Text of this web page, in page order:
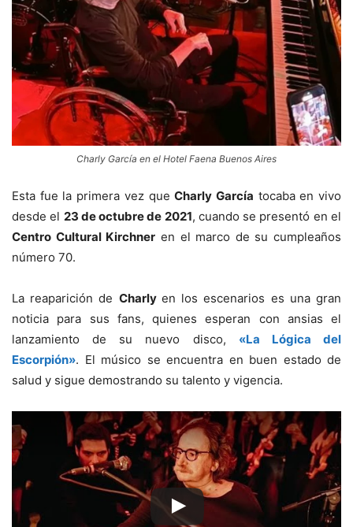
Charly García en el Hotel Faena Buenos Aires
Esta fue la primera vez queCharly García tocaba en vivo
desde el 23 de octubre de 2021, cuando se presentó en el
Centro Cultural Kirchner en el marco de su cumpleaños
número 70.
La reaparición de Charly en los escenarios es una gran
noticia para sus fans, quienes esperan con ansias el
lanzamiento de su nuevo disco, «La Lógica del
Escorpión». El músico se encuentra en buen estado de
salud y sigue demostrando su talento y vigencia.